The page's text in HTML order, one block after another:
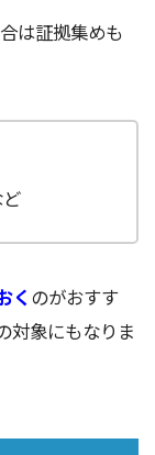
は証拠集めも
くのがおすす
対象にもなりま